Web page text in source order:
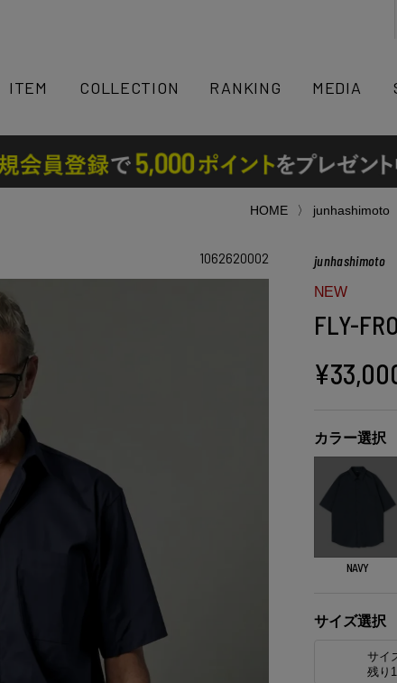
ITEM COLLECTION RANKING MEDIA
検索
HOME junhashimoto
1062620002 junhashimoto
NEW
FLY-
¥
カラー選択
NAVY
サイズ選択
サイ
残り